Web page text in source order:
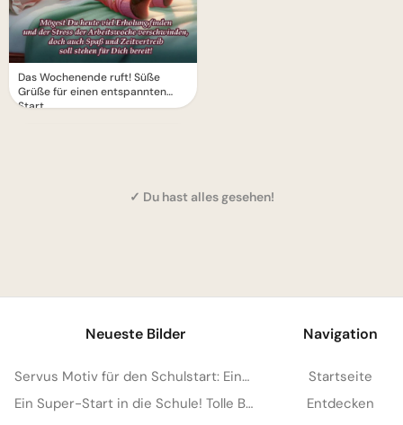
Das Wochenende ruft! Süße
Grüße für einen entspannten
Start
✓ Du hast alles gesehen!
Neueste Bilder
Servus Motiv für den Schulstart: Eine lustige Eichhörnchen Grafik für WhatsApp
Ein Super-Start in die Schule! Tolle Bilder für Pinterest zum Teilen.
Navigation
Startseite
Entdecken